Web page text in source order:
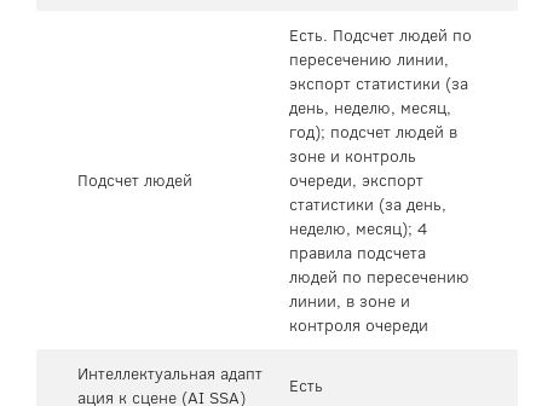
Подсчет людей
Есть. Подсчет людей по
пересечению линии,
экспорт статистики (за
день, неделю, месяц,
год); подсчет людей в
зоне и контроль
очереди, экспорт
статистики (за день,
неделю, месяц); 4
правила подсчета
людей по пересечению
линии, в зоне и
контроля очереди
Интеллектуальная адапт
ация к сцене (AI SSA)
Есть